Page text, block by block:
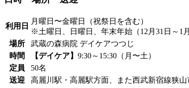
利用日
月曜日〜金曜日（祝祭日を含む）
※土曜日、日曜日、年末年始（12月31日～1
場所
武蔵の森病院 デイケアつつじ
時間
【デイケア】 9:30～15:30（月〜土）
定員
50名
送迎
高麗川駅・高麗駅方面、また西武新宿線狭